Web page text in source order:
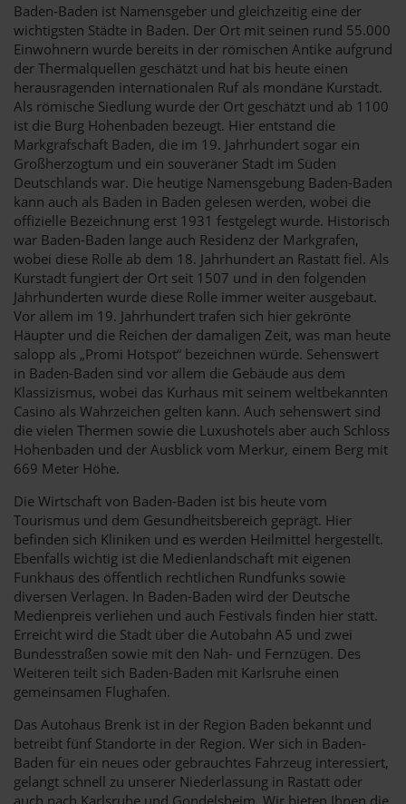
Baden-Baden ist Namensgeber und gleichzeitig eine der
wichtigsten Städte in Baden. Der Ort mit seinen rund 55.000
Einwohnern wurde bereits in der römischen Antike aufgrund
der Thermalquellen geschätzt und hat bis heute einen
herausragenden internationalen Ruf als mondäne Kurstadt.
Als römische Siedlung wurde der Ort geschätzt und ab 1100
ist die Burg Hohenbaden bezeugt. Hier entstand die
Markgrafschaft Baden, die im 19. Jahrhundert sogar ein
Großherzogtum und ein souveräner Stadt im Süden
Deutschlands war. Die heutige Namensgebung Baden-Baden
kann auch als Baden in Baden gelesen werden, wobei die
offizielle Bezeichnung erst 1931 festgelegt wurde. Historisch
war Baden-Baden lange auch Residenz der Markgrafen,
wobei diese Rolle ab dem 18. Jahrhundert an Rastatt fiel. Als
Kurstadt fungiert der Ort seit 1507 und in den folgenden
Jahrhunderten wurde diese Rolle immer weiter ausgebaut.
Vor allem im 19. Jahrhundert trafen sich hier gekrönte
Häupter und die Reichen der damaligen Zeit, was man heute
salopp als „Promi Hotspot“ bezeichnen würde. Sehenswert
in Baden-Baden sind vor allem die Gebäude aus dem
Klassizismus, wobei das Kurhaus mit seinem weltbekannten
Casino als Wahrzeichen gelten kann. Auch sehenswert sind
die vielen Thermen sowie die Luxushotels aber auch Schloss
Hohenbaden und der Ausblick vom Merkur, einem Berg mit
669 Meter Höhe.
Die Wirtschaft von Baden-Baden ist bis heute vom
Tourismus und dem Gesundheitsbereich geprägt. Hier
befinden sich Kliniken und es werden Heilmittel hergestellt.
Ebenfalls wichtig ist die Medienlandschaft mit eigenen
Funkhaus des öffentlich rechtlichen Rundfunks sowie
diversen Verlagen. In Baden-Baden wird der Deutsche
Medienpreis verliehen und auch Festivals finden hier statt.
Erreicht wird die Stadt über die Autobahn A5 und zwei
Bundesstraßen sowie mit den Nah- und Fernzügen. Des
Weiteren teilt sich Baden-Baden mit Karlsruhe einen
gemeinsamen Flughafen.
Das Autohaus Brenk ist in der Region Baden bekannt und
betreibt fünf Standorte in der Region. Wer sich in Baden-
Baden für ein neues oder gebrauchtes Fahrzeug interessiert,
gelangt schnell zu unserer Niederlassung in Rastatt oder
auch nach Karlsruhe und Gondelsheim. Wir bieten Ihnen die